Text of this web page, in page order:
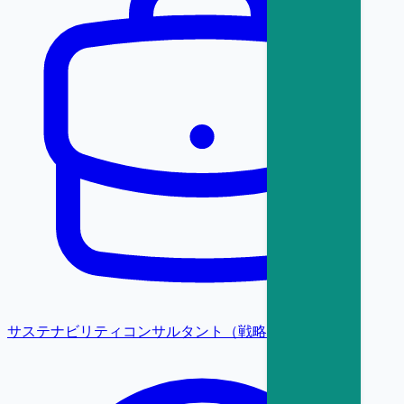
サステナビリティコンサルタント（戦略・変革）